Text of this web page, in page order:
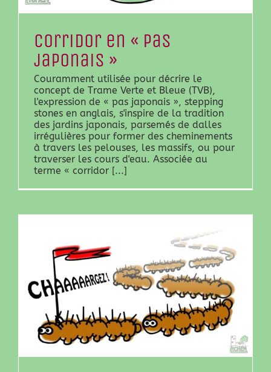
Corridor en « pas
japonais »
Couramment utilisée pour décrire le
concept de Trame Verte et Bleue (TVB),
l'expression de « pas japonais », stepping
stones en anglais, s'inspire de la tradition
des jardins japonais, parsemés de dalles
irrégulières pour former des cheminements
à travers les pelouses, les massifs, ou pour
traverser les cours d'eau. Associée au
terme « corridor [...]